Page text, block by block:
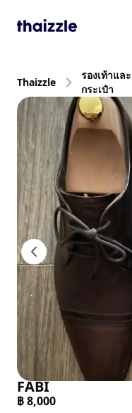
Thaizzle
รองเท้าและ
กระเป๋า
FABI
฿8,000